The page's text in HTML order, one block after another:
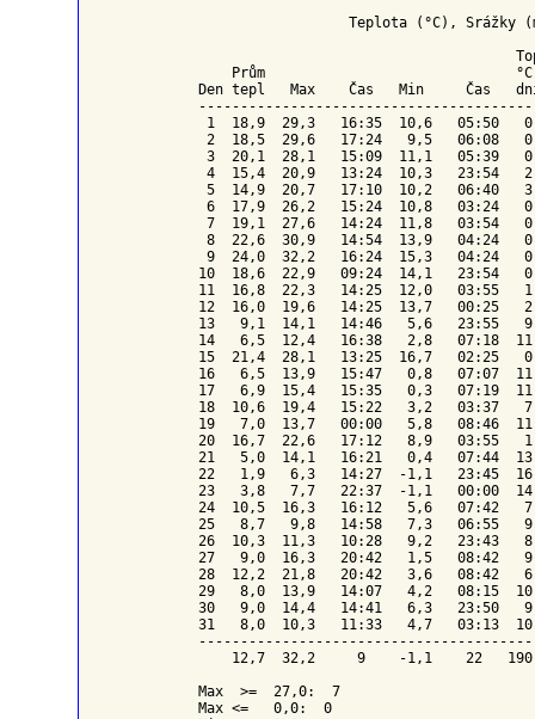
Teplota (°C), Srážky
Prům
Den tepl   Max    Čas   Min     Čas
1  18,9  29,3   16:35  10,6   05:50
2  18,5  29,6   17:24   9,5   06:08
3  20,1  28,1   15:09  11,1   05:39
4  15,4  20,9   13:24  10,3   23:54
5  14,9  20,7   17:10  10,2   06:40
6  17,9  26,2   15:24  10,8   03:24
7  19,1  27,6   14:24  11,8   03:54
8  22,6  30,9   14:54  13,9   04:24
9  24,0  32,2   16:24  15,3   04:24
10  18,6  22,9   09:24  14,1   23:54
11  16,8  22,3   14:25  12,0   03:55
12  16,0  19,6   14:25  13,7   00:25
13   9,1  14,1   14:46   5,6   23:55
14   6,5  12,4   16:38   2,8   07:18
15  21,4  28,1   13:25  16,7   02:25
16   6,5  13,9   15:47   0,8   07:07
17   6,9  15,4   15:35   0,3   07:19
18  10,6  19,4   15:22   3,2   03:37
19   7,0  13,7   00:00   5,8   08:46
20  16,7  22,6   17:12   8,9   03:55
21   5,0  14,1   16:21   0,4   07:44
22   1,9   6,3   14:27  -1,1   23:45
23   3,8   7,7   22:37  -1,1   00:00
24  10,5  16,3   16:12   5,6   07:42
25   8,7   9,8   14:58   7,3   06:55
26  10,3  11,3   10:28   9,2   23:43
27   9,0  16,3   20:42   1,5   08:42
28  12,2  21,8   20:42   3,6   08:42
29   8,0  13,9   14:07   4,2   08:15
30   9,0  14,4   14:41   6,3   23:50
31   8,0  10,3   11:33   4,7   03:13
12,7  32,2     9    -1,1    22
Max  >=  27,0:  7
Max <=   0,0:  0